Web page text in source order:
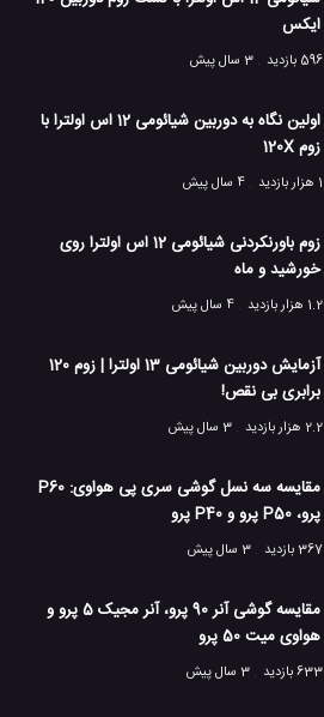
ایکس
596 بازدید
3 سال پیش
اولین نگاه به دوربین شیائومی 12 اس اولترا با
زوم 120X
1 هزار بازدید
4 سال پیش
زوم باورنکردنی شیائومی 12 اس اولترا روی
خورشید و ماه
1.2 هزار بازدید
4 سال پیش
آزمایش دوربین شیائومی 13 اولترا | زوم 120
برابری بی نقص!
2.2 هزار بازدید
3 سال پیش
مقایسه سه نسل گوشی سری پی هواوی: P60
پرو، P50 پرو و P40 پرو
367 بازدید
3 سال پیش
مقایسه گوشی آنر 90 پرو، آنر مجیک 5 پرو و
هواوی میت 50 پرو
633 بازدید
3 سال پیش